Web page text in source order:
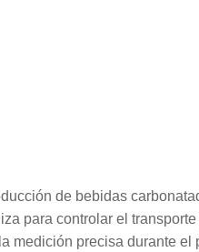
de bebidas
para controlar el
medición precisa durante el